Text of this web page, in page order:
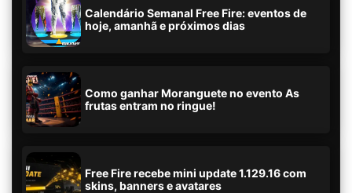
Calendário Semanal Free Fire: eventos de
hoje, amanhã e próximos dias
Como ganhar Moranguete no evento As
frutas entram no ringue!
Free Fire recebe mini update 1.129.16 com
skins, banners e avatares